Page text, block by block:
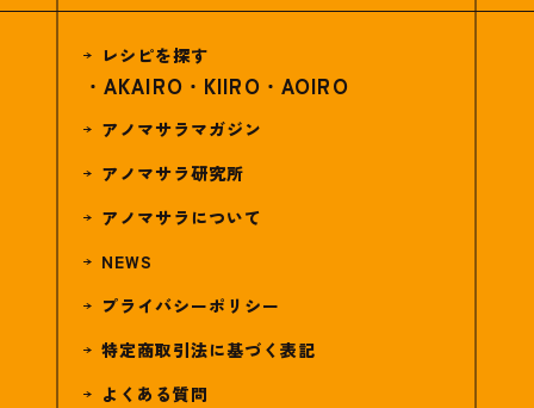
レシピを探す
AKAIRO KIIRO AOIRO
アノマサラマガジン
アノマサラ研究所
アノマサラについて
NEWS
プライバシーポリシー
特定商取引法に基づく表記
よくある質問